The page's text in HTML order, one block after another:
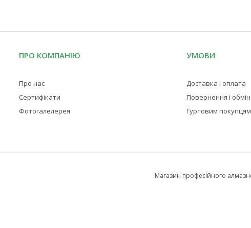
ПРО КОМПАНІЮ
Про нас
Сертифікати
Фотогалелерея
УМОВИ
Доставка і оплата
Повернення і обмін
Гуртовим покупцям